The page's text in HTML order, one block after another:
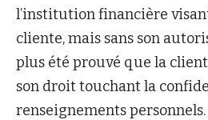
l’institution financière
cliente, mais sans son
plus été prouvé que la
son droit touchant la
renseignements personnels.